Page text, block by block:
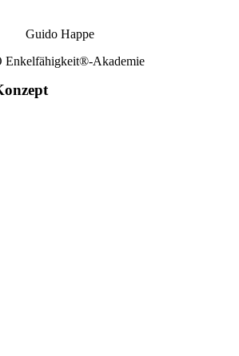
Guido Happe
Enkelfähigkeit®-Akademie